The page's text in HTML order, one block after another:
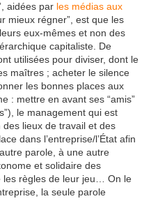
aidées par les médias aux
mieux régner”, est que les
eux-mêmes et non des
capitaliste. De
utilisées pour diviser, dont le
maîtres ; acheter le silence
les bonnes places aux
: mettre en avant ses “amis”
le management qui est
lieux de travail et des
dans l’entreprise/l’État afin
parole, à une autre
et solidaire des
les règles de leur jeu… On le
la seule parole